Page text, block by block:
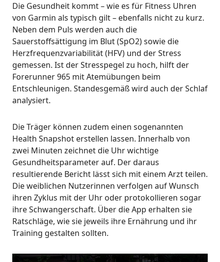
Die Gesundheit kommt – wie es für Fitness Uhren
von Garmin als typisch gilt – ebenfalls nicht zu kurz.
Neben dem Puls werden auch die
Sauerstoffsättigung im Blut (SpO2) sowie die
Herzfrequenzvariabilität (HFV) und der Stress
gemessen. Ist der Stresspegel zu hoch, hilft der
Forerunner 965 mit Atemübungen beim
Entschleunigen. Standesgemäß wird auch der Schlaf
analysiert.
Die Träger können zudem einen sogenannten
Health Snapshot erstellen lassen. Innerhalb von
zwei Minuten zeichnet die Uhr wichtige
Gesundheitsparameter auf. Der daraus
resultierende Bericht lässt sich mit einem Arzt teilen.
Die weiblichen Nutzerinnen verfolgen auf Wunsch
ihren Zyklus mit der Uhr oder protokollieren sogar
ihre Schwangerschaft. Über die App erhalten sie
Ratschläge, wie sie jeweils ihre Ernährung und ihr
Training gestalten sollten.